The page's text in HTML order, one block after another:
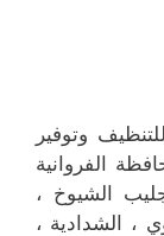
وتوفير
الفروانية
الشيوخ ،
، الشدادية ،